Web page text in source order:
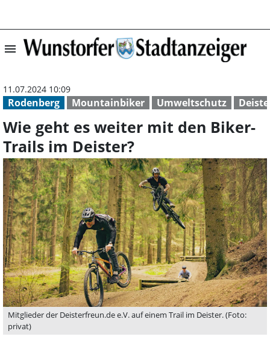
menu Wie geht es
Rodenberg Mountainbiker Umweltschutz
11.07.2024 10:09
Wie geht es weiter mit den Biker-
Trails im Deister?
Mitglieder der Deisterfreun.de e.V. auf einem Trail im Deister. (Foto:
privat)